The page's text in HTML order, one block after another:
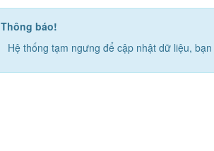
Thông báo!
Hệ thống tạm ngưng để cập nhật dữ liệu,